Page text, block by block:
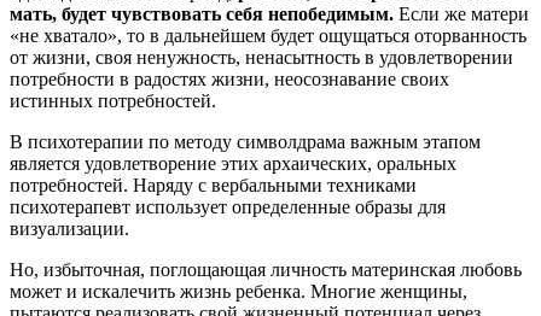
мать, будет чувствовать себя непобедимым. Если же матери
«не хватало», то в дальнейшем будет ощущаться оторванность
от жизни, своя ненужность, ненасытность в удовлетворении
потребности в радостях жизни, неосознавание своих
истинных потребностей.
В психотерапии по методу символдрама важным этапом
является удовлетворение этих архаических, оральных
потребностей. Наряду с вербальными техниками
психотерапевт использует определенные образы для
визуализации.
Но, избыточная, поглощающая личность материнская любовь
может и искалечить жизнь ребенка. Многие женщины,